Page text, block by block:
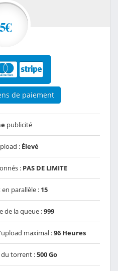
5€
de paiement
publicité
: Élevé
: PAS DE LIMITE
parallèle : 15
de la queue :999
maximal :96 Heures
du torrent :500 Go